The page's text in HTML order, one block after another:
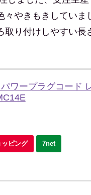
やきもきしていま
り付けしやすい長
ワープラグコード
ピング 7net